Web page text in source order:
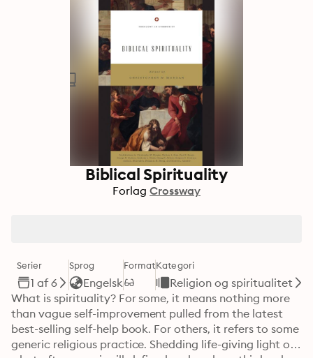
Biblical Spirituality
Forlag Crossway
Serier
1 af 6
Sprog
Engelsk
FormatKategori
Religion og spiritualitet
What is spirituality? For some, it means nothing more
than vague self-improvement pulled from the latest
best-selling self-help book. For others, it refers to some
generic religious practice. Shedding life-giving light on